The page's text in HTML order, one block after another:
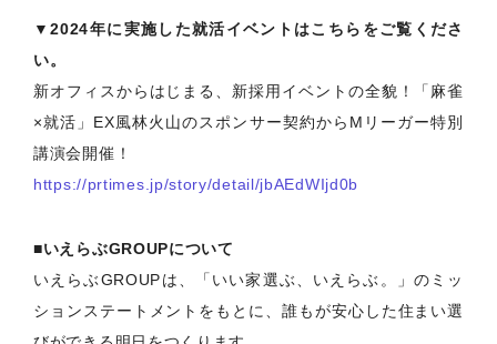
▼2024年に実施した就活イベントはこちらをご覧くださ
い。
新オフィスからはじまる、新採用イベントの全貌！「麻雀
×就活」EX風林火山のスポンサー契約からMリーガー特別
講演会開催！
https://prtimes.jp/story/detail/jbAEdWIjd0b
■いえらぶGROUPについて
いえらぶGROUPは、「いい家選ぶ、いえらぶ。」のミッ
ションステートメントをもとに、誰もが安心した住まい選